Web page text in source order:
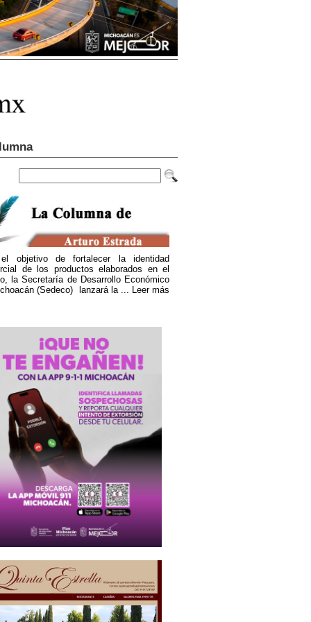
objetivo de fortalecer la identidad
de los productos elaborados en el
la Secretaría de Desarrollo Económico
(Sedeco) lanzará la ... Leer más